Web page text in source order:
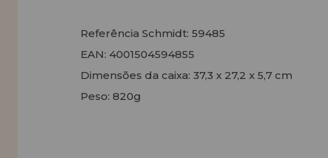
Referência Schmidt: 59485
EAN: 4001504594855
Dimensões da caixa: 37,3 x 27,2 x 5,7 cm
Peso: 820g